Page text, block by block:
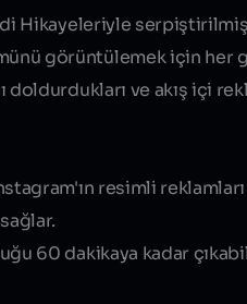
Hikayeleriyle
görüntülemek için her
doldurdukları ve akış içi
resimli
60 dakikaya kadar